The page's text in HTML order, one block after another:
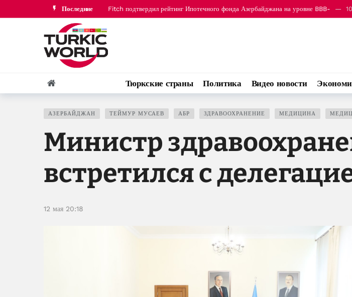
Последние Fitch подтвердил рейтинг Ипотечного фонда Азербайджана на уровне BBB-
Тюркские страны Политика Видео новости
АЗЕРБАЙДЖАН ТЕЙМУР МУСАЕВ АБР ЗДРАВООХРАНЕНИЕ МЕДИЦИНА
Министр
встретился с
12 мая 20:18